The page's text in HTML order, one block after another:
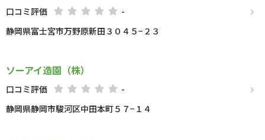
口コミ評価
-
静岡県富士宮市万野原新田３０４５−２３
ソーアイ造園（株）
口コミ評価
-
静岡県静岡市駿河区中田本町５７−１４